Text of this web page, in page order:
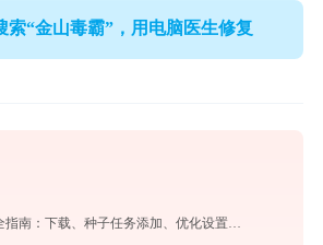
索“金山毒霸”，用电脑医生修复
uTorrent使用完全指南：下载、种子任务添加、优化设置与BT客户端对比